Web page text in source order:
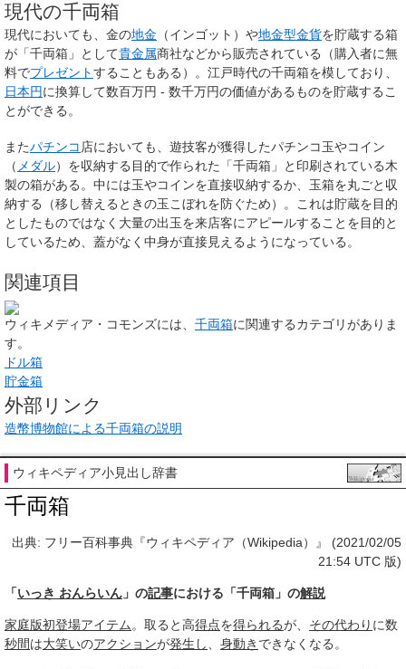
現代の千両箱
現代においても、金の地金 （インゴット）や地金型金貨を貯蔵する箱
が「千両箱」として貴金属商社などから販売されている（購入者に無
料でプレゼントすることもある）。江戸時代の千両箱を模しており、
日本円に換算して数百万円 - 数千万円の価値があるものを貯蔵するこ
とができる。
またパチンコ 店においても、遊技客が獲得したパチンコ玉やコイン
（ メダル）を収納する目的で作られた「千両箱」と印刷されている木
製の箱がある。中には玉やコインを直接収納するか、玉箱を丸ごと収
納する（移し替えるときの玉こぼれを防ぐため）。これは貯蔵を目的
としたものではなく大量の出玉を来店客にアピールすることを目的と
しているため、蓋がなく中身が直接見えるようになっている。
関連項目
ウィキメディア・コモンズには、 千両箱に関連するカテゴリがありま
す。
ドル箱
貯金箱
外部リンク
造幣博物館による千両箱の説明
ウィキペディア小見出し辞書
千両箱
出典: フリー百科事典『ウィキペディア（Wikipedia）』 (2021/02/05
21:54 UTC 版)
「いっき おんらいん 」の記事における「千両箱」の解説
家庭版初登場アイテム。取ると高得点を得られるが、 その代わり に数
秒間は大笑いのアクションが発生し、 身動き できなくなる。